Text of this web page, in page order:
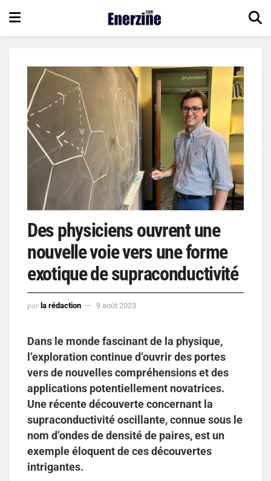
Des physiciens ouvrent une
nouvelle voie vers une forme
exotique de supraconductivité
par la rédaction 9 août 2023
Dans le monde fascinant de la physique,
l’exploration continue d’ouvrir des portes
vers de nouvelles compréhensions et des
applications potentiellement novatrices.
Une récente découverte concernant la
supraconductivité oscillante, connue sous le
nom d’ondes de densité de paires, est un
exemple éloquent de ces découvertes
intrigantes.